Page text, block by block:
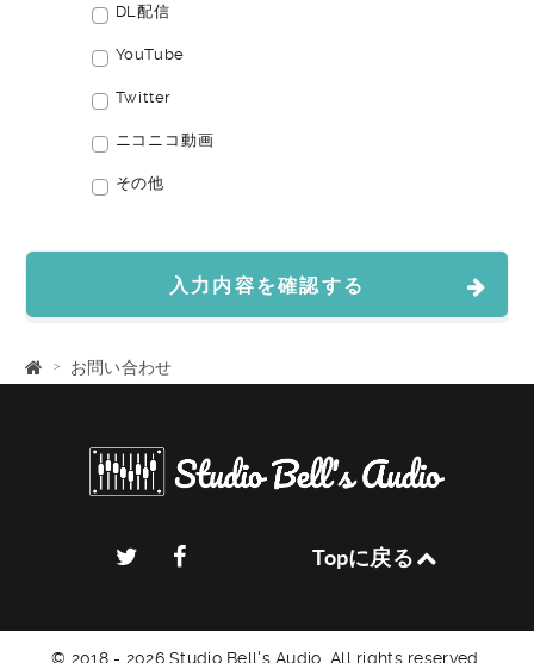
DL配信
YouTube
Twitter
ニコニコ動画
その他
入力内容を確認する
お問い合わせ
Topに戻る
© 2018 - 2026 Studio Bell's Audio. All rights reserved.